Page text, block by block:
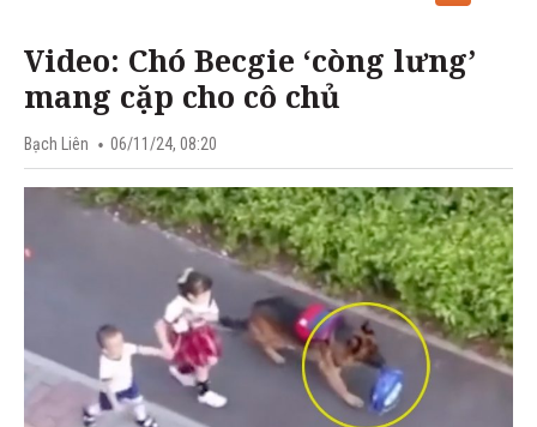
Video: Chó Becgie ‘còng lưng’
mang cặp cho cô chủ
Bạch Liên 06/11/24, 08:20